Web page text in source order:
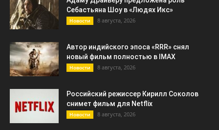
Себастьяна Шоу в «Людях Икс»
Новости 8 августа, 2026
Автор индийского эпоса «RRR» снял
новый фильм полностью в IMAX
Новости 8 августа, 2026
Российский режиссер Кирилл Соколов
снимет фильм для Netflix
Новости 8 августа, 2026